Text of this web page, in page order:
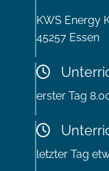
KWS Energy
45257 Essen
erster Tag
letzter Tag